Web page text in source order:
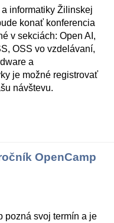
informatiky Žilinskej
konať konferencia
v sekciách: Open AI,
OSS vo vzdelávaní,
a
je možné registrovať
návštevu.
OpenCamp
pozná svoj termín a je